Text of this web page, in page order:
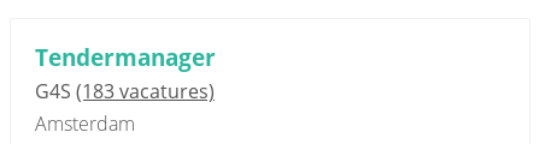
Tendermanager
G4S (183 vacatures)
Amsterdam